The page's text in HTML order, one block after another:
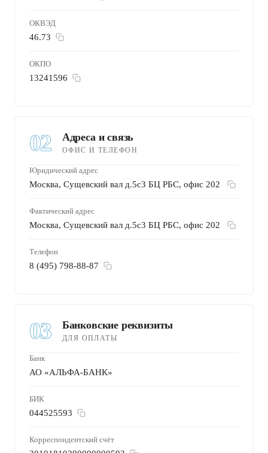
ОКВЭД
46.73
ОКПО
13241596
02 Адреса и связь
ОФИС И ТЕЛЕФОН
Юридический адрес
Москва, Сущевский вал д.5с3 БЦ РБС, офис 202
Фактический адрес
Москва, Сущевский вал д.5с3 БЦ РБС, офис 202
Телефон
8 (495) 798-88-87
03 Банковские реквизиты
ДЛЯ ОПЛАТЫ
Банк
АО «АЛЬФА-БАНК»
БИК
044525593
Корреспондентский счёт